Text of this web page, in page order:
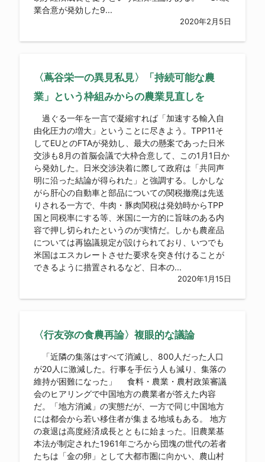
業合意が発効した9...
2020年2月5日
〈蔦谷栄一の異見私見〉「持続可能な農
業」という枠組みからの農業見直しを
過ぐる一年を一言で凝縮すれば「加速する輸入自
由化圧力の増大」ということに尽きよう。TPP11そ
してEUとのFTAが発効し、最大の懸案であった日米
交渉も8月の首脳会議で大枠合意して、この1月1日か
ら発効した。日米交渉決着に際して政府は「共同声
明に沿った結論が得られた」と強調する。しかしな
がら肝心の自動車と部品についての関税撤廃は先送
りされる一方で、牛肉・豚肉関税は発効時からTPP
国と同税率にする等、米国に一方的に旨味のある内
容で押し切られたというのが実情だ。しかも農産品
については再協議規定が設けられており、いつでも
米国はエスカレートさせた要求を突き付けることが
できるように措置されるなど、日本の...
2020年1月15日
〈行友弥の食農再論〉複眼的な議論
「近隣の集落はすべて消滅し、800人だった人口
が20人に激減した。行事を手伝う人も減り、集落の
維持が困難になった」 食料・農業・農村政策審議
会のヒアリングで中国地方の農業者が答えた内容
だ。「地方消滅」の実態だが、一方で同じ中国地方
には都会から若い移住者が集まる地域もある。 地方
の衰退は高度経済成長とともに始まった。旧農業基
本法が制定された1961年ごろから団塊の世代の若者
たちは「金の卵」として大都市圏に向かい、農山村